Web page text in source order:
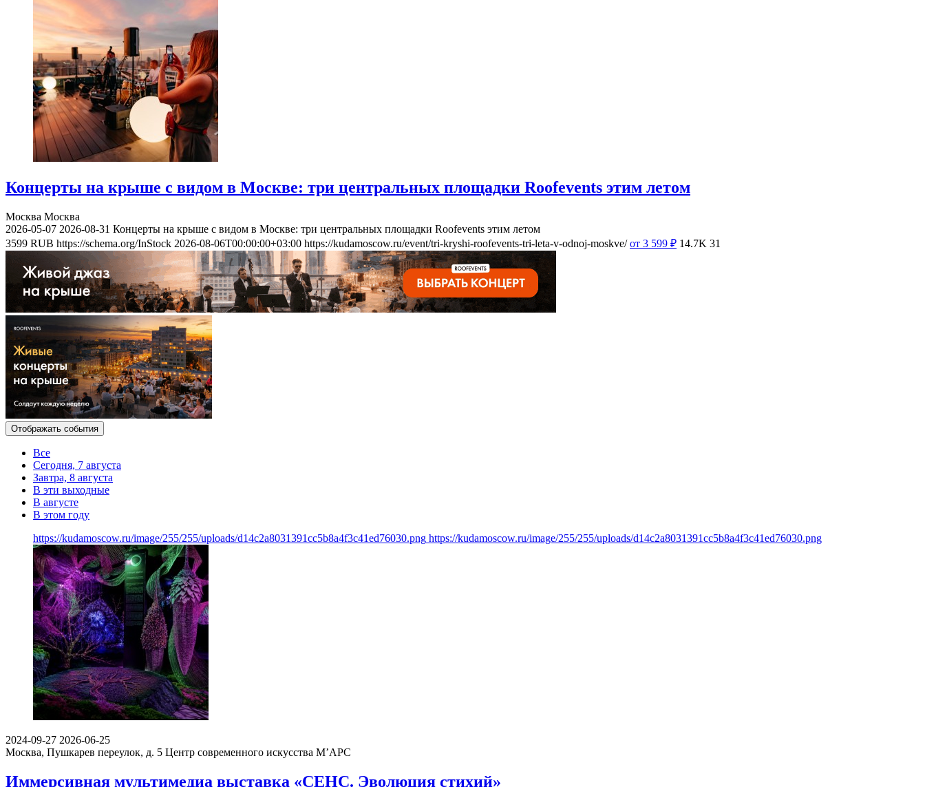
Концерты на крыше с видом в Москве: три центральных площадки Roofevents этим летом
Москва Москва
2026-05-07 2026-08-31 Концерты на крыше с видом в Москве: три центральных площадки Roofevents этим летом
3599 RUB https://schema.org/InStock 2026-08-06T00:00:00+03:00 https://kudamoscow.ru/event/tri-kryshi-roofevents-tri-leta-v-odnoj-moskve/ от 3 599 ₽ 14.7K 31
Отображать события
Все
Сегодня, 7 августа
Завтра, 8 августа
В эти выходные
В августе
В этом году
https://kudamoscow.ru/image/255/255/uploads/d14c2a8031391cc5b8a4f3c41ed76030.png https://kudamoscow.ru/image/255/255/uploads/d14c2a8031391cc5b8a4f3c41ed76030.png
2024-09-27 2026-06-25
Москва, Пушкарев переулок, д. 5 Центр современного искусства М’АРС
Иммерсивная мультимедиа выставка «СЕНС. Эволюция стихий»